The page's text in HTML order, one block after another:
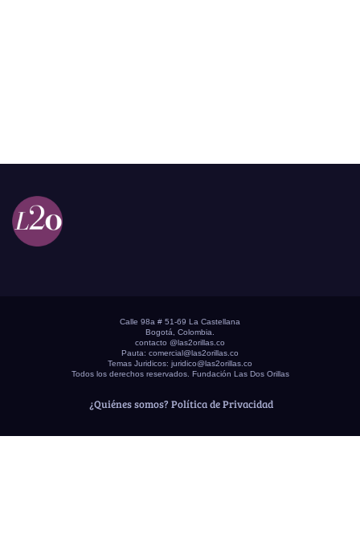
Calle 98a # 51-69 La Castellana
Bogotá, Colombia.
contacto @las2orillas.co
Pauta: comercial@las2orillas.co
Temas Juridicos: juridico@las2orillas.co
Todos los derechos reservados. Fundación Las Dos Orillas
¿Quiénes somos? Política de Privacidad